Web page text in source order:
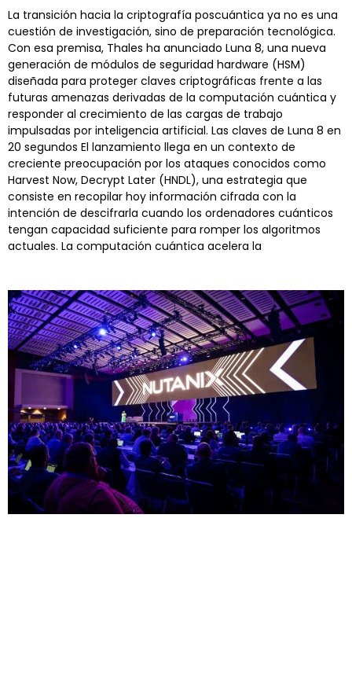
La transición hacia la criptografía poscuántica ya no es una
cuestión de investigación, sino de preparación tecnológica.
Con esa premisa, Thales ha anunciado Luna 8, una nueva
generación de módulos de seguridad hardware (HSM)
diseñada para proteger claves criptográficas frente a las
futuras amenazas derivadas de la computación cuántica y
responder al crecimiento de las cargas de trabajo
impulsadas por inteligencia artificial. Las claves de Luna 8 en
20 segundos El lanzamiento llega en un contexto de
creciente preocupación por los ataques conocidos como
Harvest Now, Decrypt Later (HNDL), una estrategia que
consiste en recopilar hoy información cifrada con la
intención de descifrarla cuando los ordenadores cuánticos
tengan capacidad suficiente para romper los algoritmos
actuales. La computación cuántica acelera la